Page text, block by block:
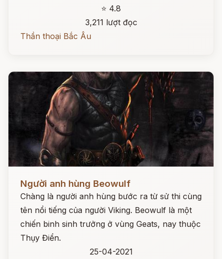
⭐ 4.8
3,211 lượt đọc
Thần thoại Bắc Âu
Người anh hùng Beowulf
Chàng là người anh hùng bước ra từ sử thi cùng
tên nổi tiếng của người Viking. Beowulf là một
chiến binh sinh trưởng ở vùng Geats, nay thuộc
Thụy Điển.
25-04-2021